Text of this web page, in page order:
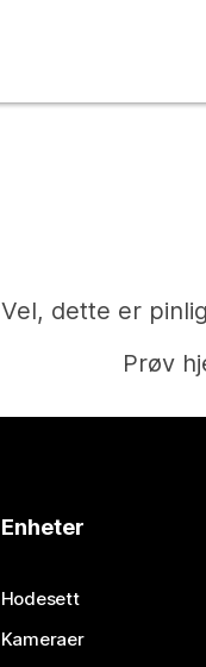
Vel, dette er
Prøv
Enheter
Hodesett
Kameraer